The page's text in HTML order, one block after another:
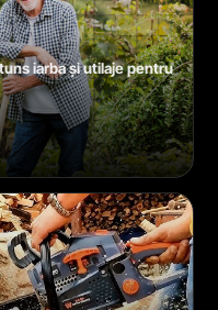
iarba și utilaje pentru